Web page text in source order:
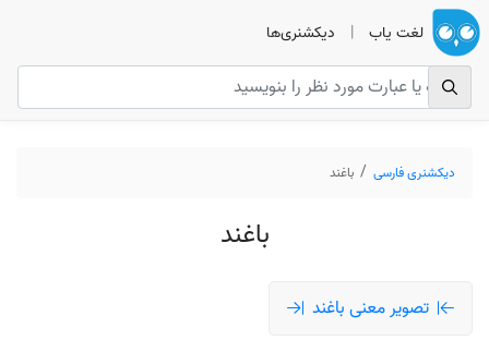
لغت یاب | دیکشنری‌ها
دیکشنری فارسی باغند
باغند
تصویر معنی باغند